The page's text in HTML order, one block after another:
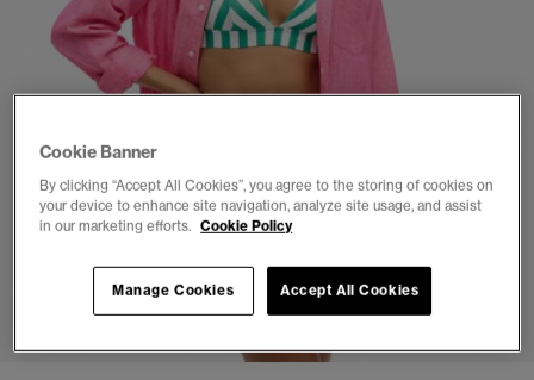
1 2 3 5 6 7
Cookie Banner
By clicking “Accept All Cookies”, you agree to the storing of cookies on
your device to enhance site navigation, analyze site usage, and assist
in our marketing efforts. Cookie Policy
Accept All Cookies
Manage Cookies